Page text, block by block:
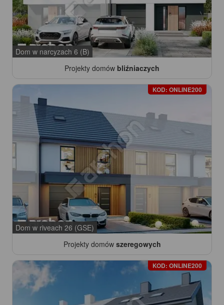
Dom w narcyzach 6 (B)
Projekty domów bliźniaczych
KOD: ONLINE200
Dom w riveach 26 (GSE)
Projekty domów szeregowych
KOD: ONLINE200